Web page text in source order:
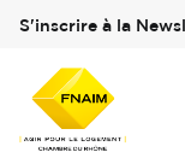
S'inscrire à la